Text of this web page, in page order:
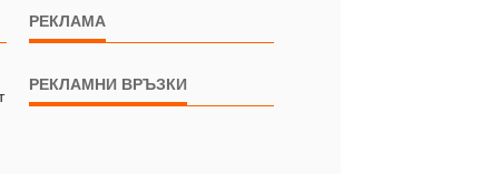
РЕКЛАМА
РЕКЛАМНИ ВРЪЗКИ